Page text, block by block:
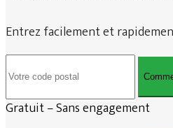
Entrez facilement et
Gratuit – Sans engagement